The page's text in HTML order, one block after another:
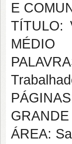
E
TÍTULO:
MÉDIO
ÁREA: